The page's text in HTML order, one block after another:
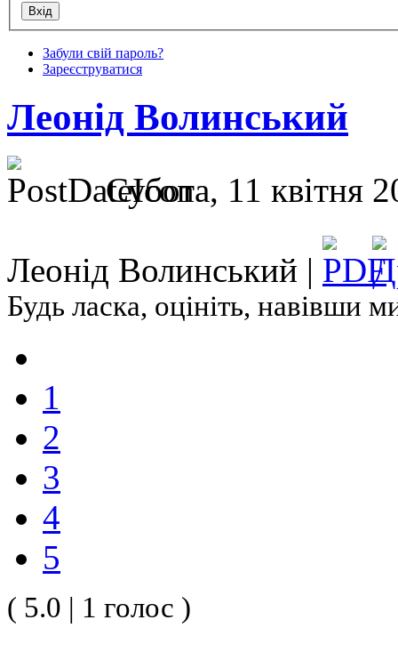
Забули свій пароль?
Зареєструватися
Леонід Волинський
Субота, 11 квітня
Леонід Волинський |
Будь ласка, оцініть, навівши
1
2
3
4
5
( 5.0 | 1 голос )